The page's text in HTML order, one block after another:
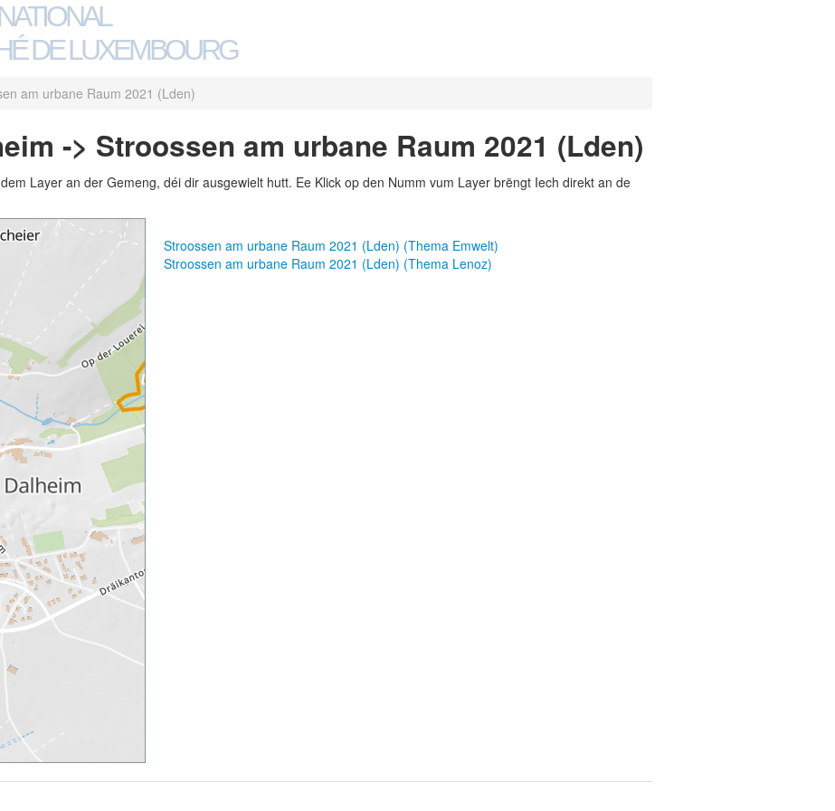
DE LUXEMBOURG
am urbane Raum 2021 (Lden)
-> Stroossen am urbane Raum 2021 (Lden)
Layer an der Gemeng, déi dir ausgewielt hutt. Ee Klick op den Numm vum Layer brëngt Iech direkt an de
Stroossen am urbane Raum 2021 (Lden) (Thema Emwelt)
Stroossen am urbane Raum 2021 (Lden) (Thema Lenoz)